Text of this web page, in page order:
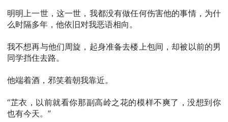
明明上一世，这一世，我都没有做任何伤害他的事情，为什
么时隔多年，他依旧对我恶语相向。
我不想再与他们周旋，起身准备去楼上包间，却被以前的男
同学挡住去路。
他端着酒，邪笑着朝我靠近。
“芷衣，以前就看你那副高岭之花的模样不爽了，没想到你
也有今天。”